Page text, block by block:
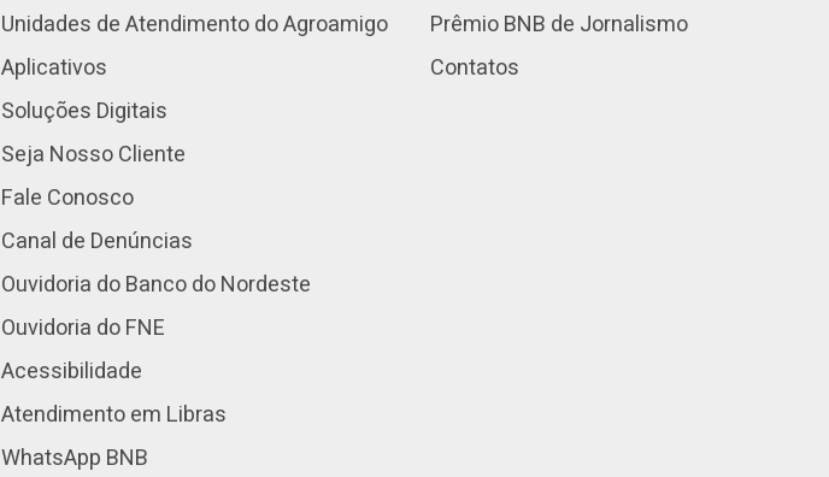
Unidades de Atendimento do Agroamigo
Aplicativos
Soluções Digitais
Seja Nosso Cliente
Fale Conosco
Canal de Denúncias
Ouvidoria do Banco do Nordeste
Ouvidoria do FNE
Acessibilidade
Atendimento em Libras
WhatsApp BNB
Prêmio BNB de Jornalismo
Contatos